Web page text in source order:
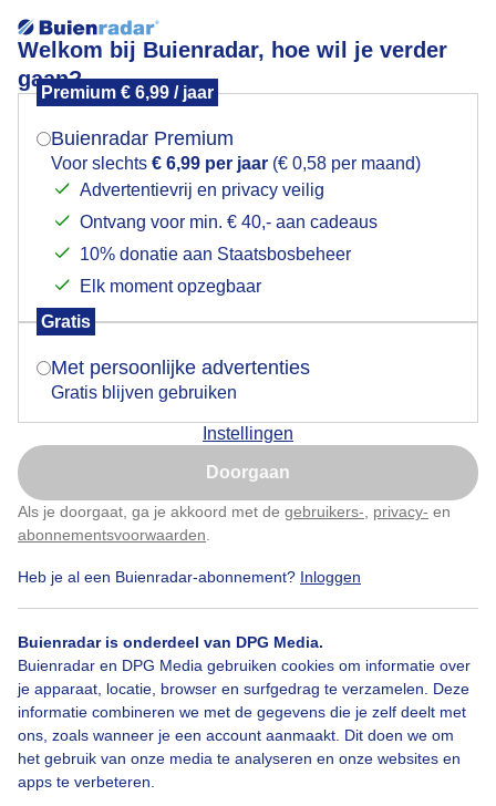
Welkom bij Buienradar, hoe wil je verder
gaan?
Premium € 6,99 / jaar
Buienradar Premium
Voor slechts € 6,99 per jaar (€ 0,58 per maand)
Advertentievrij en privacy veilig
Ontvang voor min. € 40,- aan cadeaus
10% donatie aan Staatsbosbeheer
Elk moment opzegbaar
Gratis
Met persoonlijke advertenties
Gratis blijven gebruiken
Instellingen
Doorgaan
Als je doorgaat, ga je akkoord met de gebruikers- privacy- en
abonnementsvoorwaarden
Heb je al een Buienradar-abonnement? Inloggen
Buienradar is onderdeel van DPG Media.
Buienradar en DPG Media gebruiken cookies om informatie over
je apparaat, locatie, browser en surfgedrag te verzamelen. Deze
informatie combineren we met de gegevens die je zelf deelt met
ons, zoals wanneer je een account aanmaakt. Dit doen we om
het gebruik van onze media te analyseren en onze websites en
apps te verbeteren.
Wolken zon en wind
Wolken zon en wind
Door: Anne-Marie van Iersel Gemaakt: 14-05-2026, 13x bekeken
Zon Wolken
Een moment geduld aub...
Over Buienradar
Mogen we je locatie gebruiken voor het
Indien je hier nog geen akkoord op hebt gegeven,
verschijnt er zo een pop-up uit je browser waarin
Is goed, toon de popup
Nu niet, misschien later
Klik hierom dit aan te passen